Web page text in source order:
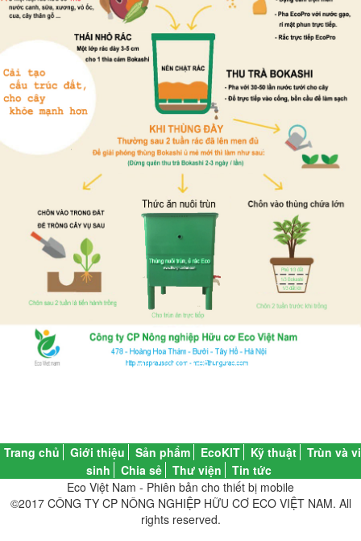
Trang chủ Giới thiệu Sản phẩm EcoKIT Kỹ thuật
Trùn và vi
sinh
Chia sẻ Thư viện
Tin tức
Eco Việt Nam - Phiên bản cho thiết bị mobile
©2017 CÔNG TY CP NÔNG NGHIỆP HỮU CƠ ECO VIỆT NAM. All
rights reserved.